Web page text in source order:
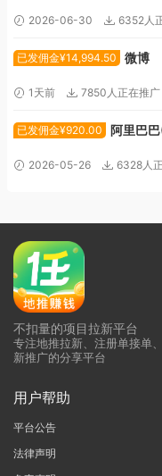
2026-06-30 6352人
已发佣金¥14,994.50 微博
1天前 7850人正在推广
已发佣金¥920.00 阿里巴
2026-05-26 6328人
不扣量的项目拉新平台
专注地推拉新、注册单接单
新推广的分享平台
用户帮助
平台公告
法律声明